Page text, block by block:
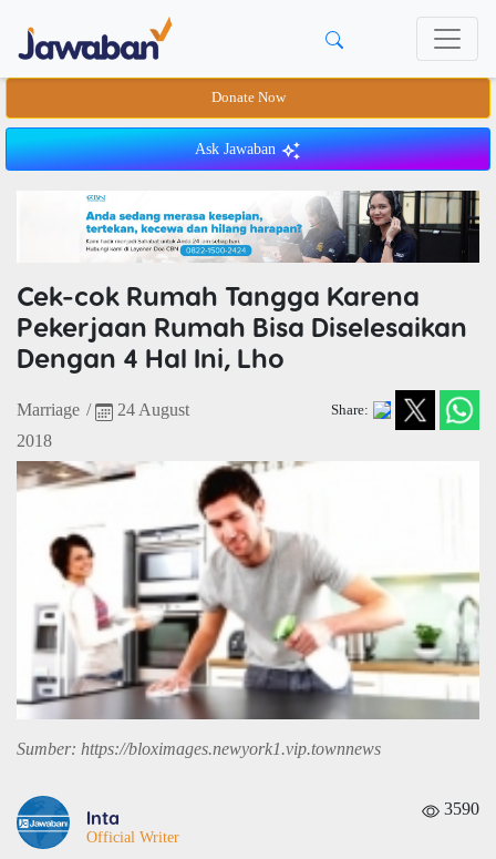
Donate Now
Ask Jawaban
Cek-cok Rumah Tangga Karena
Pekerjaan Rumah Bisa Diselesaikan
Dengan 4 Hal Ini, Lho
Marriage /
24 August
2018
Share:
Sumber: https://bloximages.newyork1.vip.townnews
Inta
Official Writer
3590